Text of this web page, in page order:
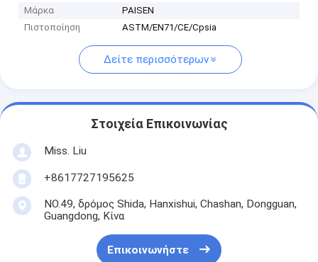
Μάρκα
PAISEN
Πιστοποίηση
ASTM/EN71/CE/Cpsia
Δείτε περισσότερων
Στοιχεία Επικοινωνίας
Miss. Liu
+8617727195625
NO.49, δρόμος Shida, Hanxishui, Chashan, Dongguan,
Guangdong, Κίνα
Επικοινωνήστε